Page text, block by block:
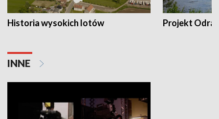
Historia wysokich lotów Projekt Odra
INNE